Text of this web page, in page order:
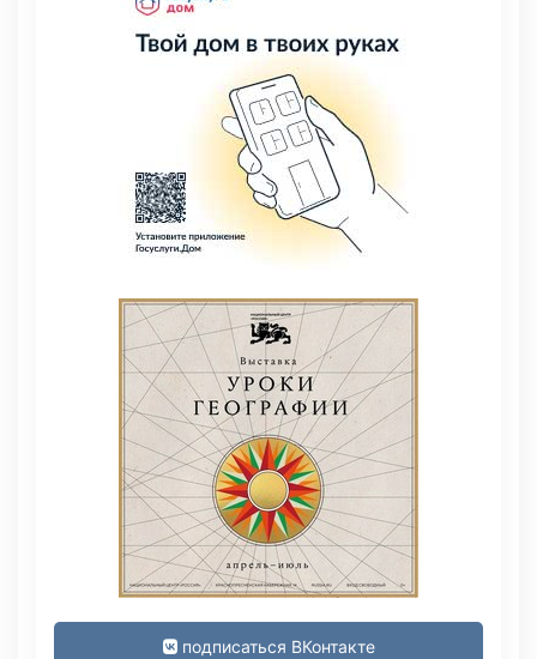
подписаться ВКонтакте